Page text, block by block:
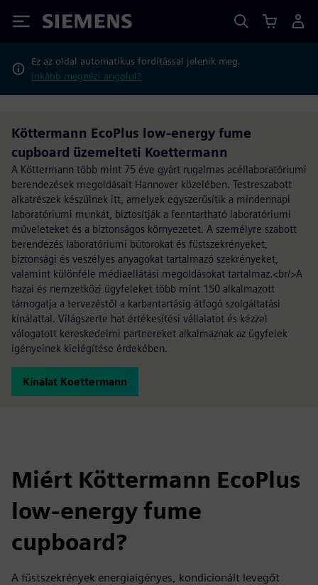
Siemens
Ez az oldal automatikus fordítással jelenik meg.
Inkább megnézi angolul?
Köttermann EcoPlus low-energy fume
cupboard üzemelteti Koettermann
A Köttermann több mint 75 éve gyárt rugalmas acéllaboratóriumi
berendezések megoldásait Hannover közelében. Testreszabott
alkatrészek készülnek itt, amelyek egyszerűsítik a mindennapi
laboratóriumi munkát, biztosítják a fenntartható laboratóriumi
műveleteket és a biztonságos környezetet. A személyre szabott
berendezés laboratóriumi bútorokat és füstszekrényeket,
biztonsági és veszélyes anyagokat tartalmazó szekrényeket,
valamint különféle médiaellátási megoldásokat tartalmaz.<br/>A
hazai és nemzetközi ügyfeleket több mint 150 alkalmazott
támogatja a tervezéstől a karbantartásig átfogó szolgáltatási
kínálattal. Világszerte hat értékesítési vállalatot és kézzel
válogatott kereskedelmi partnereket alkalmaznak az ügyfelek
igényeinek kielégítése érdekében.
Kínálat Koettermann
Miért Köttermann EcoPlus
low-energy fume
cupboard?
A füstszekrények energiaigényes, kondicionált levegőt